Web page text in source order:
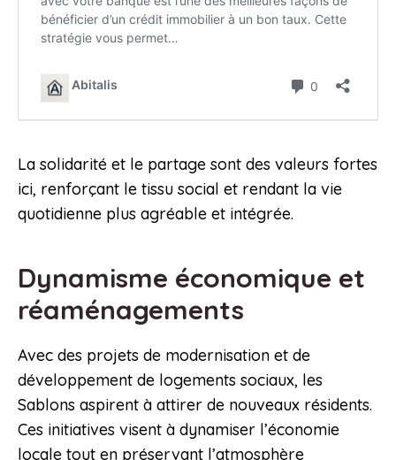
La solidarité et le partage sont des valeurs fortes
ici, renforçant le tissu social et rendant la vie
quotidienne plus agréable et intégrée.
Dynamisme économique et
réaménagements
Avec des projets de modernisation et de
développement de logements sociaux, les
Sablons aspirent à attirer de nouveaux résidents.
Ces initiatives visent à dynamiser l’économie
locale tout en préservant l’atmosphère